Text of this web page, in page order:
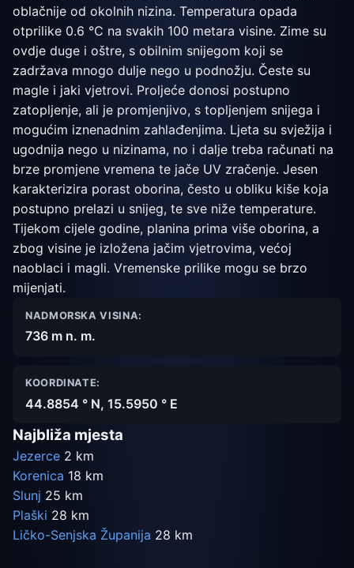
oblačnije od okolnih nizina. Temperatura opada
otprilike 0.6 °C na svakih 100 metara visine. Zime su
ovdje duge i oštre, s obilnim snijegom koji se
zadržava mnogo dulje nego u podnožju. Česte su
magle i jaki vjetrovi. Proljeće donosi postupno
zatopljenje, ali je promjenjivo, s topljenjem snijega i
mogućim iznenadnim zahlađenjima. Ljeta su svježija i
ugodnija nego u nizinama, no i dalje treba računati na
brze promjene vremena te jače UV zračenje. Jesen
karakterizira porast oborina, često u obliku kiše koja
postupno prelazi u snijeg, te sve niže temperature.
Tijekom cijele godine, planina prima više oborina, a
zbog visine je izložena jačim vjetrovima, većoj
naoblaci i magli. Vremenske prilike mogu se brzo
mijenjati.
NADMORSKA VISINA:
736 m n. m.
KOORDINATE:
44.8854 ° N, 15.5950 ° E
Najbliža mjesta
Jezerce 2 km
Korenica 18 km
Slunj 25 km
Plaški 28 km
Ličko-Senjska Županija 28 km